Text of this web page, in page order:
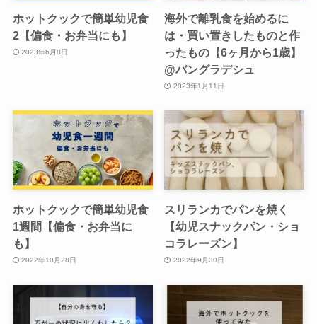
ホットクックで簡単幼児食
2【偏食・お弁当にも】
2023年6月8日
海外で離乳食を始めるに
は・買い置きしたものと作
ったもの【6ヶ月から1歳】
@バングラデシュ
2023年1月11日
ホットクックで簡単幼児食
1週間【偏食・お弁当に
も】
2022年10月28日
スリランカでパンを焼く
【幼児スナックパン・ショ
コラレーズン】
2022年9月30日